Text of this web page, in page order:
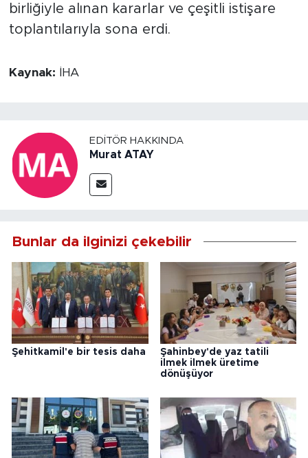
birliğiyle alınan kararlar ve çeşitli istişare
toplantılarıyla sona erdi.
Kaynak: İHA
EDITÖR HAKKINDA
Murat ATAY
Bunlar da ilginizi çekebilir
Şehitkamil'e bir tesis daha
Şahinbey'de yaz tatili
ilmek ilmek üretime
dönüşüyor